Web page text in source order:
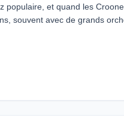
populaire, et quand les
souvent avec de grands